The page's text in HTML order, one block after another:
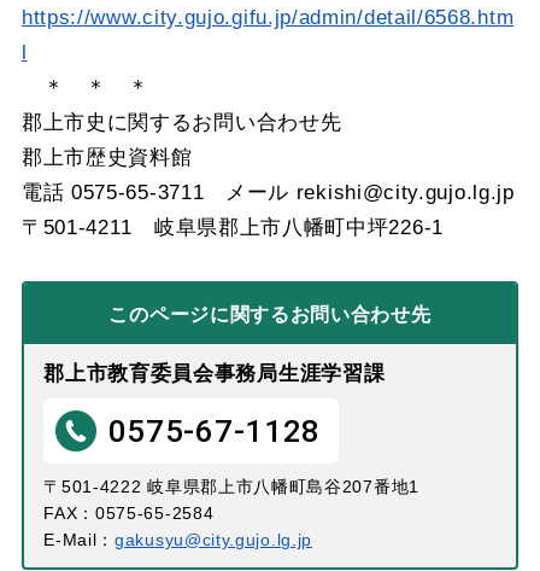
https://www.city.gujo.gifu.jp/admin/detail/6568.htm
l
＊ ＊ ＊
郡上市史に関するお問い合わせ先
郡上市歴史資料館
電話 0575-65-3711 メール rekishi@city.gujo.lg.jp
〒501-4211 岐阜県郡上市八幡町中坪226-1
このページに関するお問い合わせ先
郡上市教育委員会事務局生涯学習課
0575-67-1128
〒501-4222 岐阜県郡上市八幡町島谷207番地1
FAX：0575-65-2584
E-Mail：gakusyu@city.gujo.lg.jp